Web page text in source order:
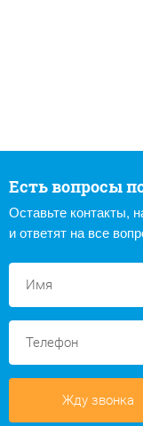
Есть вопросы
Оставьте контакты,
и ответят на все
Жду звонка